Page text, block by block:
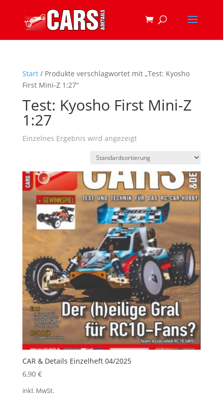
Start/ Produkte verschlagwortet mit „Test: Kyosho
First Mini-Z 1:27“
Test: Kyosho First Mini-Z
1:27
Einzelnes Ergebnis wird angezeigt
CAR & Details Einzelheft 04/2025
6,90 €
inkl. MwSt.